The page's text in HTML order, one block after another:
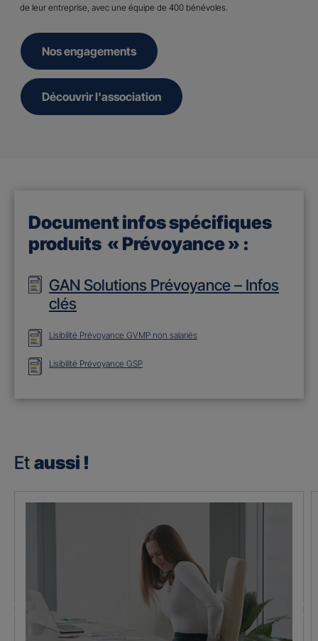
de leur entreprise, avec une équipe de 400 bénévoles.
Nos engagements
Découvrir l'association
Document infos spécifiques
produits « Prévoyance » :
GAN Solutions Prévoyance – Infos
clés
Lisibilité Prévoyance GVMP non salariés
Lisibilité Prévoyance GSP
Et aussi !